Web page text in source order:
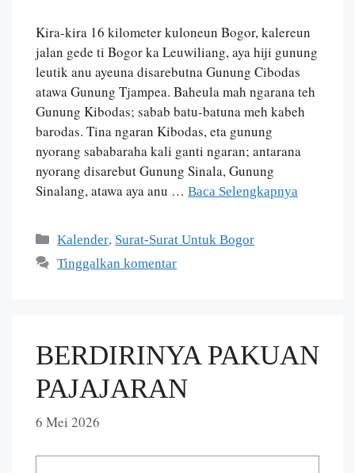
Kira-kira 16 kilometer kuloneun Bogor, kalereun
jalan gede ti Bogor ka Leuwiliang, aya hiji gunung
leutik anu ayeuna disarebutna Gunung Cibodas
atawa Gunung Tjampea. Baheula mah ngarana teh
Gunung Kibodas; sabab batu-batuna meh kabeh
barodas. Tina ngaran Kibodas, eta gunung
nyorang sababaraha kali ganti ngaran; antarana
nyorang disarebut Gunung Sinala, Gunung
Sinalang, atawa aya anu … Baca Selengkapnya
Kalender, Surat-Surat Untuk Bogor
Tinggalkan komentar
BERDIRINYA PAKUAN
PAJAJARAN
6 Mei 2026